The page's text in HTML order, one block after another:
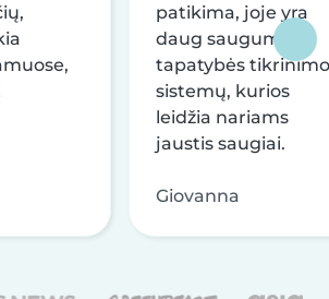
patikima, joje yra
daug saugumo ir
tapatybės tikrinimo
sistemų, kurios
leidžia nariams
jaustis saugiai.
Giovanna